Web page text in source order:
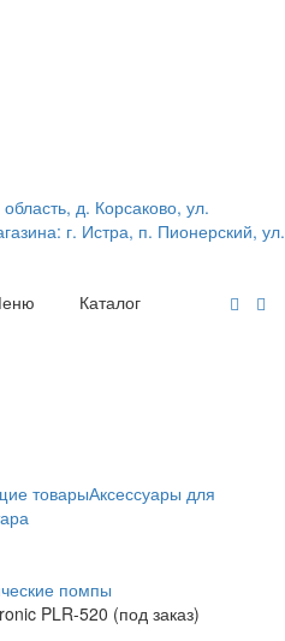
д. Корсаково, ул.
г. Истра, п. Пионерский, ул.
Каталог
товарыАксессуары для
помпы
PLR-520 (под заказ)